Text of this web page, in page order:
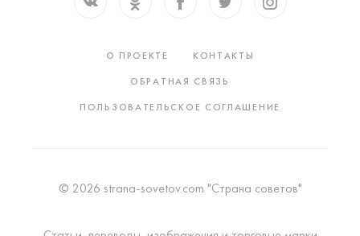
О ПРОЕКТЕ
КОНТАКТЫ
ОБРАТНАЯ СВЯЗЬ
ПОЛЬЗОВАТЕЛЬСКОЕ СОГЛАШЕНИЕ
© 2026 strana-sovetov.com "Страна советов"